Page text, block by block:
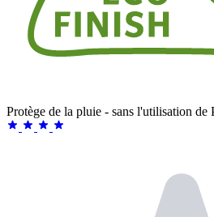
Protège de la pluie - sans l'utilisation de